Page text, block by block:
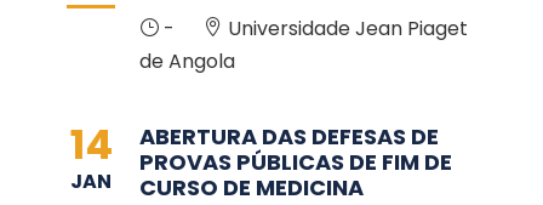
-
Universidade Jean Piaget
de Angola
14
JAN
ABERTURA DAS DEFESAS DE
PROVAS PÚBLICAS DE FIM DE
CURSO DE MEDICINA